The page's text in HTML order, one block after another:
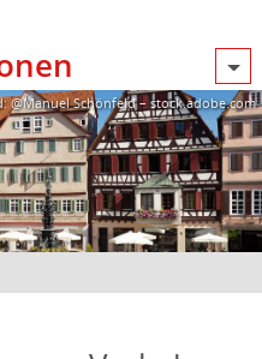
@Manuel Schönfeld – stock.adobe.com